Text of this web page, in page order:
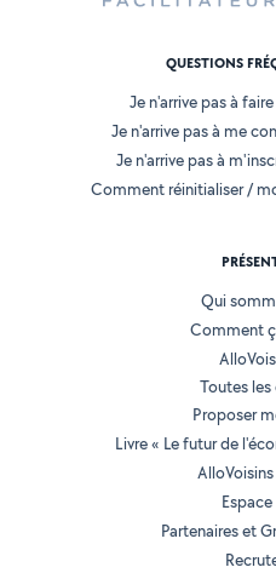
QUESTIONS
Je n'arrive pas à
Je n'arrive pas à me
Je n'arrive pas à
Comment réinitialiser /
Qui
Comment
Toutes
Proposer
Livre « Le futur de
Partenaires et